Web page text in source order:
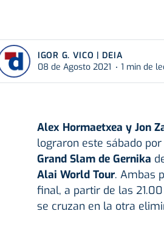
IGOR G. VICO | DEIA
08 de Agosto 2021
1 min de
Alex Hormaetxea y Jon
lograron este sábado
Grand Slam de Gernika
Alai World Tour. Ambas
final, a partir de las
se cruzan en la otra